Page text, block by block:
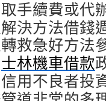
手續費或代
決方法借錢
救急好方法
士林機車借款
用不良者投